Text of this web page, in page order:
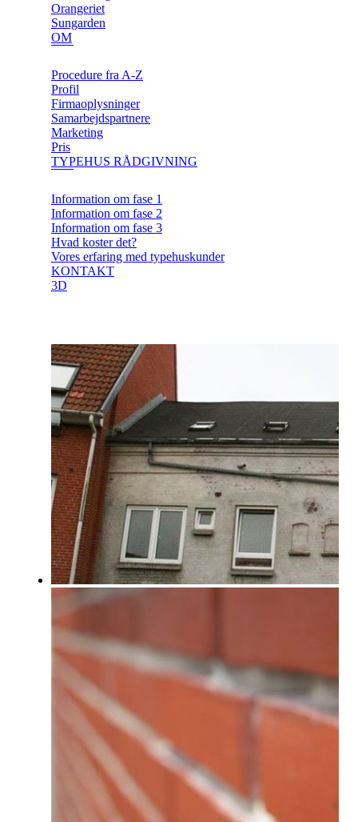
Orangeriet
Sungarden
OM
Procedure fra A-Z
Profil
Firmaoplysninger
Samarbejdspartnere
Marketing
Pris
TYPEHUS RÅDGIVNING
Information om fase 1
Information om fase 2
Information om fase 3
Hvad koster det?
Vores erfaring med typehuskunder
KONTAKT
3D